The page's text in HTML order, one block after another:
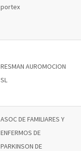
portex
RESMAN AUROMOCION
SL
ASOC DE FAMILIARES Y
ENFERMOS DE
PARKINSON DE